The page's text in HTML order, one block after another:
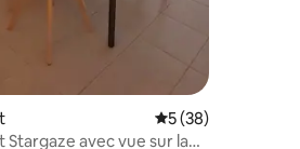
Évaluation
5 (38)
avec vue sur la